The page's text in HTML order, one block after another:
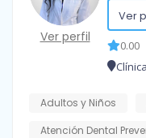
Ver perfil
Ver
0.00
Adultos y Niños
Atención Dental